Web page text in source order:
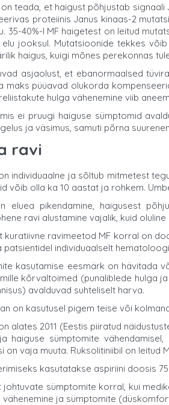
teada, et haigust põhjustab
proteiinis Janus kinaas-2
35-40%-l MF haigetest on leitud
jooksul. Mutatsioonide tekkes
haigus, kuigi mõnes perekonnas
asjaolust, et ebanormaalsed
maks püüavad olukorda
hulga vähenemine viib
ei pruugi haiguse sümptomid
ja väsimus, samuti põrna
ravi
individuaalne ja sõltub mitmetest
võib olla ka 10 aastat ja rohkem.
eluea pikendamine, haigusest
ravi alustamine vajalik, kuid
kuratiivne ravimeetod MF korral on
individuaalselt
kasutamise eesmärk on hävitada
kõrvaltoimed (punaliblede hulga
avalduvad suhteliselt harva.
on kasutusel pigem teise või
alates 2011 (Eestis piiratud
haiguse sümptomite
on vaja muuta. Ruksolitiniibil on leitud
kasutatakse aspiriini doosis
johtuvate sümptomite korral, kui
ja sümptomite